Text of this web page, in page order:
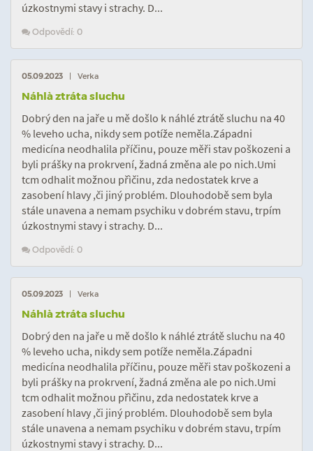
úzkostnymi stavy i strachy. D...
Odpovědí: 0
05.09.2023 | Verka
Náhlà ztráta sluchu
Dobrý den na jaře u mě došlo k náhlé ztrátě sluchu na 40
% leveho ucha, nikdy sem potíže neměla.Západni
medicína neodhalila příčinu, pouze měři stav poškozeni a
byli prášky na prokrvení, žadná změna ale po nich.Umi
tcm odhalit možnou přìčinu, zda nedostatek krve a
zasobení hlavy ,či jiný problém. Dlouhodobě sem byla
stále unavena a nemam psychiku v dobrém stavu, trpím
úzkostnymi stavy i strachy. D...
Odpovědí: 0
05.09.2023 | Verka
Náhlà ztráta sluchu
Dobrý den na jaře u mě došlo k náhlé ztrátě sluchu na 40
% leveho ucha, nikdy sem potíže neměla.Západni
medicína neodhalila příčinu, pouze měři stav poškozeni a
byli prášky na prokrvení, žadná změna ale po nich.Umi
tcm odhalit možnou přìčinu, zda nedostatek krve a
zasobení hlavy ,či jiný problém. Dlouhodobě sem byla
stále unavena a nemam psychiku v dobrém stavu, trpím
úzkostnymi stavy i strachy. D...